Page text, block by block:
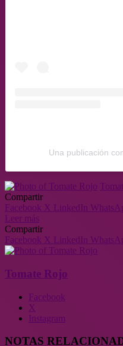
Una publicación
Compartir
Facebook X LinkedIn
Leer más
Compartir
Facebook X LinkedIn
Tomate Rojo
Facebook
X
Instagram
NOTAS